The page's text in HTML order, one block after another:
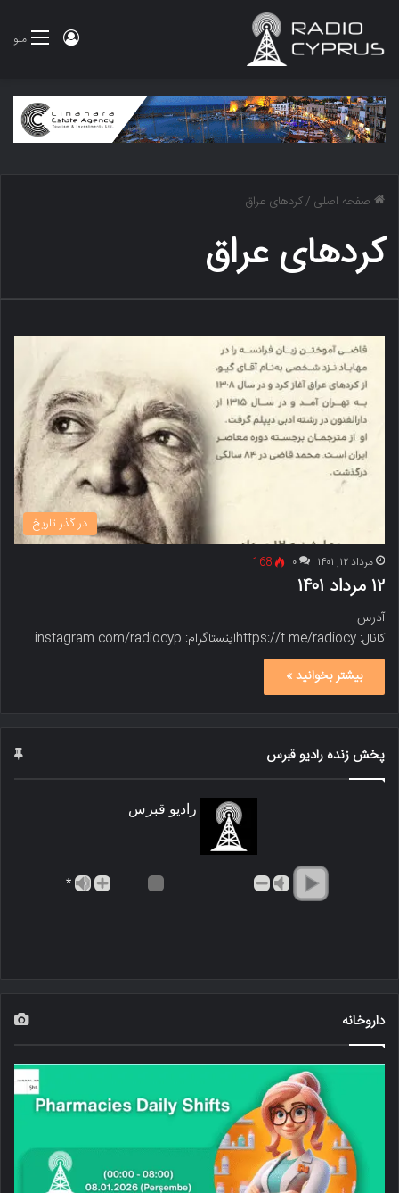
منو ورود
صفحه اصلی /کردهای عراق
کردهای عراق
در گذر تاریخ
مرداد ۱۲, ۱۴۰۱ ۰ 168
۱۲ مرداد ۱۴۰۱
آدرس
کانال: https://t.me/radiocyاینستاگرام: instagram.com/radiocyp
بیشتر بخوانید »
پخش زنده رادیو قبرس
رادیو قبرس
*
داروخانه